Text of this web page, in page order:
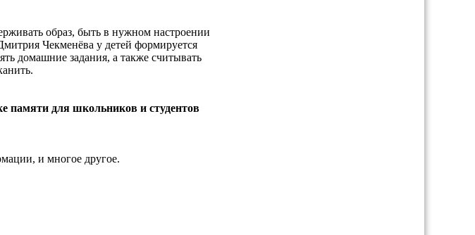
образ, быть в нужном настроении
Чекменёва у детей формируется
домашние задания, а также считывать
памяти для школьников и студентов
и многое другое.